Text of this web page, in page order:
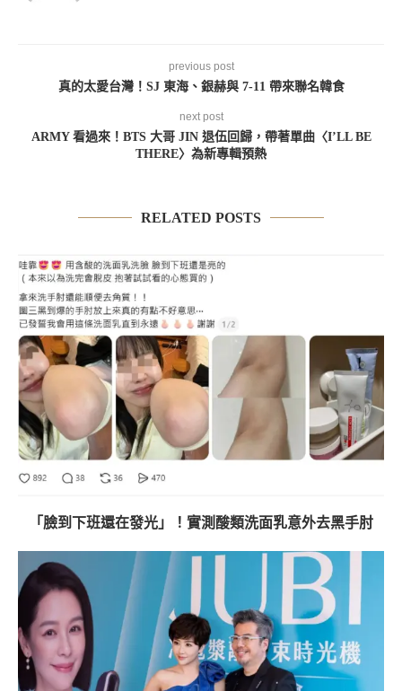
previous post
真的太愛台灣！SJ 東海、銀赫與 7-11 帶來聯名韓食
next post
ARMY 看過來！BTS 大哥 JIN 退伍回歸，帶著單曲〈I’LL BE
THERE〉為新專輯預熱
RELATED POSTS
「臉到下班還在發光」！實測酸類洗面乳意外去黑手肘